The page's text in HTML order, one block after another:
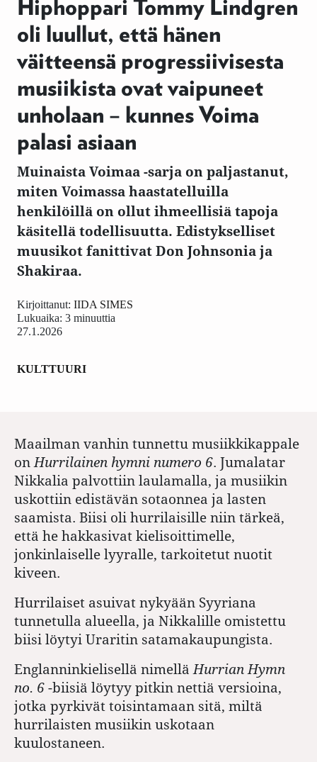
Hiphoppari Tommy Lindgren
oli luullut, että hänen
väitteensä progressiivisesta
musiikista ovat vaipuneet
unholaan – kunnes Voima
palasi asiaan
Muinaista Voimaa -sarja on paljastanut,
miten Voimassa haastatelluilla
henkilöillä on ollut ihmeellisiä tapoja
käsitellä todellisuutta. Edistykselliset
muusikot fanittivat Don Johnsonia ja
Shakiraa.
27.1.2026
Kirjoittanut: IIDA SIMES
Lukuaika: 3 minuuttia
KULTTUURI
Maailman vanhin tunnettu musiikkikappale
on Hurrilainen hymni numero 6. Jumalatar
Nikkalia palvottiin laulamalla, ja musiikin
uskottiin edistävän sotaonnea ja lasten
saamista. Biisi oli hurrilaisille niin tärkeä,
että he hakkasivat kielisoittimelle,
jonkinlaiselle lyyralle, tarkoitetut nuotit
kiveen.
Hurrilaiset asuivat nykyään Syyriana
tunnetulla alueella, ja Nikkalille omistettu
biisi löytyi Uraritin satamakaupungista.
Englanninkielisellä nimellä Hurrian Hymn
no. 6 -biisiä löytyy pitkin nettiä versioina,
jotka pyrkivät toisintamaan sitä, miltä
hurrilaisten musiikin uskotaan
kuulostaneen.